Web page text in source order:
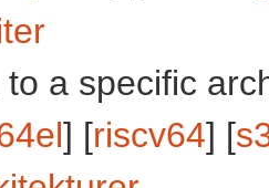
a specific
] [riscv64] [